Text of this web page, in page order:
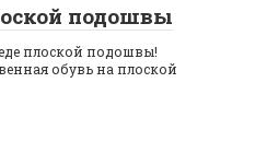
подошвы
плоской подошвы!
обувь на плоской